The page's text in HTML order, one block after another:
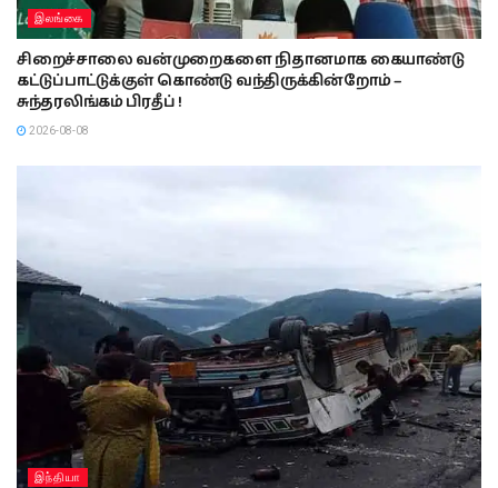
இலங்கை
சிறைச்சாலை வன்முறைகளை நிதானமாக கையாண்டு
கட்டுப்பாட்டுக்குள் கொண்டு வந்திருக்கின்றோம் –
சுந்தரலிங்கம் பிரதீப் !
2026-08-08
இந்தியா